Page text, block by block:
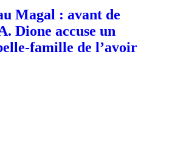
Magal : avant de
Dione accuse un
famille de l’avoir